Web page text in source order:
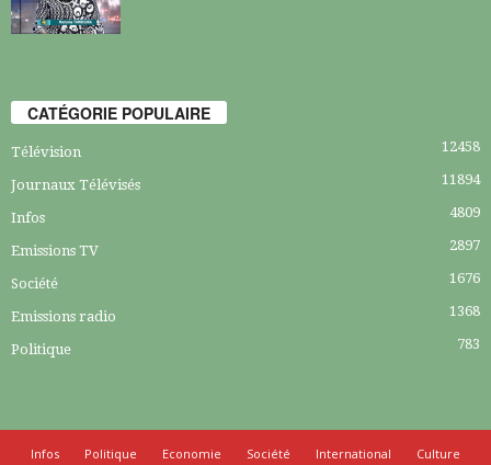
CATÉGORIE POPULAIRE
Télévision 12458
Journaux Télévisés 11894
Infos 4809
Emissions TV 2897
Société 1676
Emissions radio 1368
Politique 783
Infos Politique Economie Société International Culture